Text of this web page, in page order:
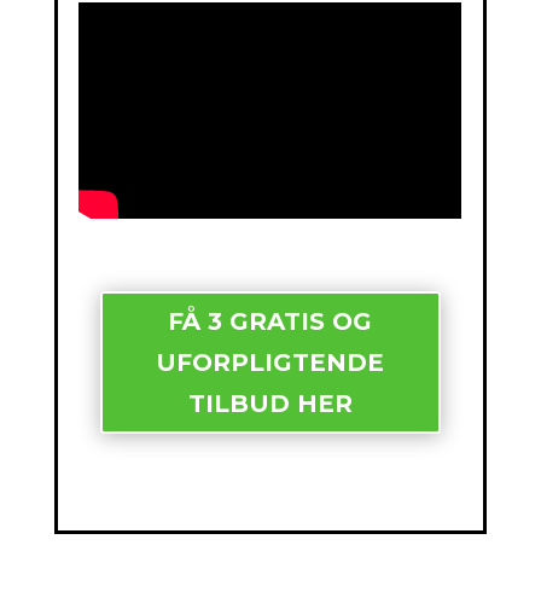
FÅ 3 GRATIS OG
UFORPLIGTENDE
TILBUD HER